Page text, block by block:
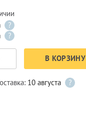
?
?
В КОРЗИНУ
10 августа ?